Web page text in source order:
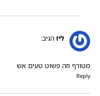
ליז הגיב:
מטורף וזה פשוט טעים אש
Reply